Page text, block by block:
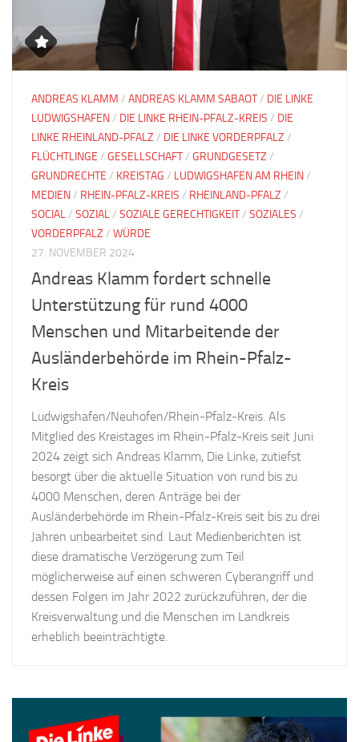
ANDREAS KLAMM / ANDREAS KLAMM SABAOT/ DIE LINKE
LUDWIGSHAFEN/ DIE LINKE RHEIN-PFALZ-KREIS / DIE
LINKE RHEINLAND-PFALZ / DIE LINKE VORDERPFALZ /
FLÜCHTLINGE / GESELLSCHAFT/ GRUNDGESETZ /
GRUNDRECHTE / KREISTAG / LUDWIGSHAFEN AM RHEIN/
MEDIEN/ RHEIN-PFALZ-KREIS / RHEINLAND-PFALZ /
SOCIAL/ SOZIAL/ SOZIALE GERECHTIGKEIT/ SOZIALES /
VORDERPFALZ / WÜRDE
27. NOVEMBER 2024
Andreas Klamm fordert schnelle
Unterstützung für rund 4000
Menschen und Mitarbeitende der
Ausländerbehörde im Rhein-Pfalz-
Kreis
Ludwigshafen/Neuhofen/Rhein-Pfalz-Kreis. Als
Mitglied des Kreistages im Rhein-Pfalz-Kreis seit Juni
2024 zeigt sich Andreas Klamm, Die Linke, zutiefst
besorgt über die aktuelle Situation von rund bis zu
4000 Menschen, deren Anträge bei der
Ausländerbehörde im Rhein-Pfalz-Kreis seit bis zu drei
Jahren unbearbeitet sind. Laut Medienberichten ist
diese dramatische Verzögerung zum Teil
möglicherweise auf einen schweren Cyberangriff und
dessen Folgen im Jahr 2022 zurückzuführen, der die
Kreisverwaltung und die Menschen im Landkreis
erheblich beeinträchtigte.